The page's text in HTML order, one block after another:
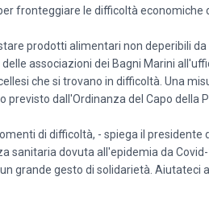
fronteggiare le difficoltà economiche
prodotti alimentari non deperibili
associazioni dei Bagni Marini
che si trovano in difficoltà. Una
dall'Ordinanza del Capo della
di difficoltà, - spiega il presidente
sanitaria dovuta all'epidemia da
grande gesto di solidarietà. Aiutateci